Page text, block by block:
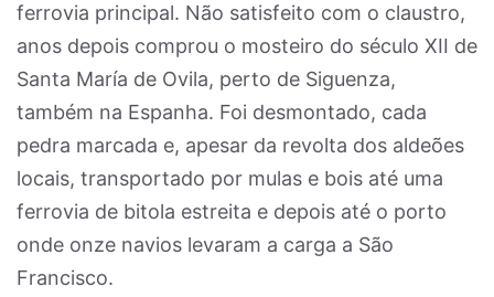
ferrovia principal. Não satisfeito com o claustro,
anos depois comprou o mosteiro do século XII de
Santa María de Ovila, perto de Siguenza,
também na Espanha. Foi desmontado, cada
pedra marcada e, apesar da revolta dos aldeões
locais, transportado por mulas e bois até uma
ferrovia de bitola estreita e depois até o porto
onde onze navios levaram a carga a São
Francisco.